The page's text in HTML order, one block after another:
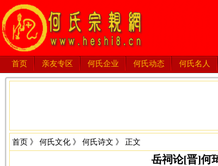
首页 亲友专区 何氏企业 何氏动态 何氏名人
首页 》 何氏文化 》 何氏诗文 》 正文
岳祠论[晋]何